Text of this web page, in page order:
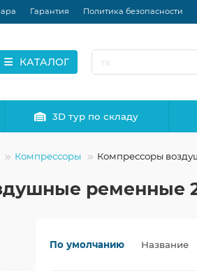
Гарантия Политика безопасности
КАТАЛОГ
3D тур по складу
Компрессоры Компрессоры
ременные
По умолчанию Название